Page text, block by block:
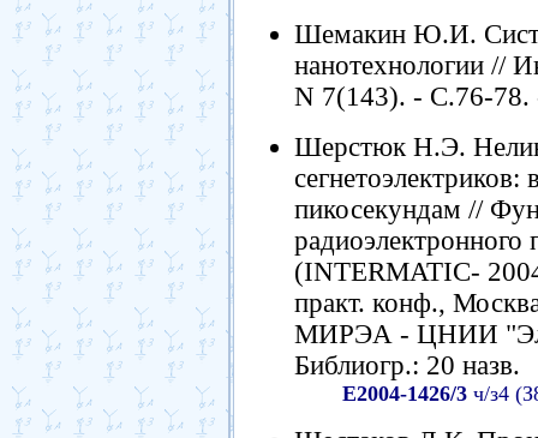
Шемакин Ю.И.
нанотехнологии //
N 7(143). - С.76-78.
Шерстюк Н.Э.
пикосекундам //
радиоэлектронного
(INTERMATIC-
практ. конф.,
МИРЭА - ЦНИИ
Библиогр.: 20 назв.
Е2004-1426/3 ч/з4